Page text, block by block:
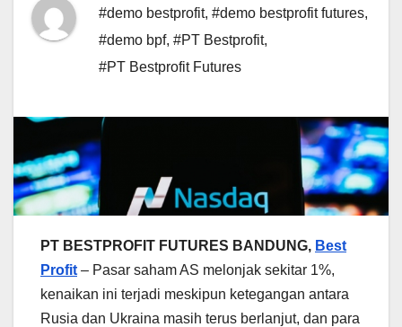
#demo bestprofit, #demo bestprofit futures,
#demo bpf, #PT Bestprofit,
#PT Bestprofit Futures
PT BESTPROFIT FUTURES BANDUNG, Best
Profit – Pasar saham AS melonjak sekitar 1%,
kenaikan ini terjadi meskipun ketegangan antara
Rusia dan Ukraina masih terus berlanjut, dan para